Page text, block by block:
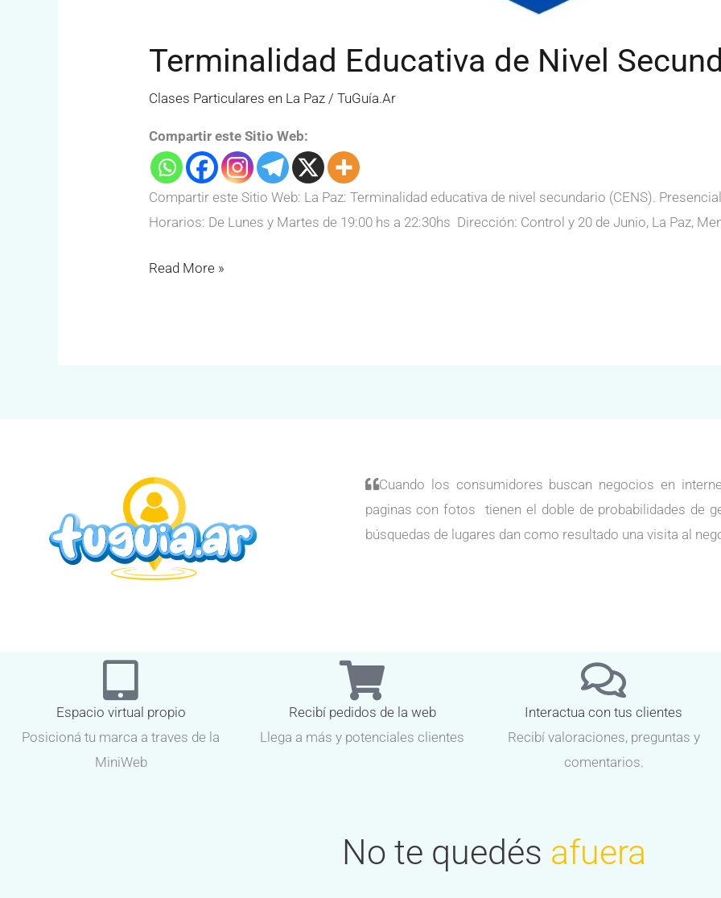
Terminalidad Educativa de Nivel
Clases Particulares en La Paz /TuGuía.Ar
Compartir este Sitio Web:
Compartir este Sitio Web: La Paz: Terminalidad educativa de nivel secundario (CENS).
Horarios: De Lunes y Martes de 19:00 hs a 22:30hs Dirección: Control y 20 de Junio, La Paz,
Read More »
Cuando los consumidores buscan negocios en
paginas con fotos tienen el doble de probabilidades de
búsquedas de lugares dan como resultado una visita al
Espacio virtual propio
Posicioná tu marca a traves de la
MiniWeb
Recibí pedidos de la web
Llega a más y potenciales clientes
Interactua con tus clientes
Recibí valoraciones, preguntas y
comentarios.
No te quedés afuera